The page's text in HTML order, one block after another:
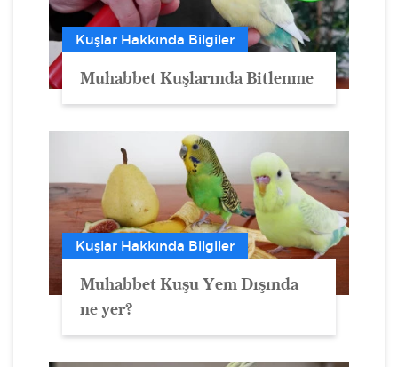
Kuşlar Hakkında Bilgiler
Muhabbet Kuşlarında Bitlenme
Kuşlar Hakkında Bilgiler
Muhabbet Kuşu Yem Dışında
ne yer?